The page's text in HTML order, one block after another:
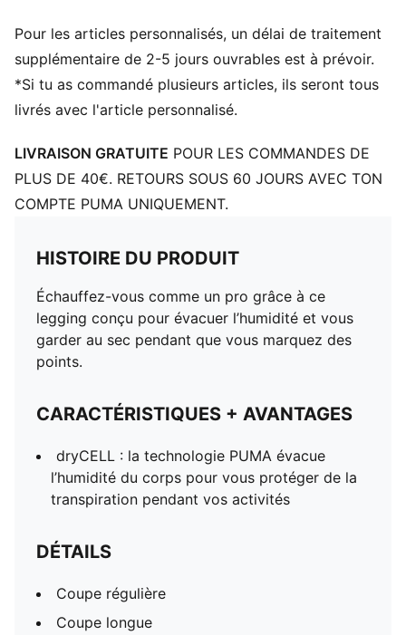
Pour les articles personnalisés, un délai de traitement
supplémentaire de 2-5 jours ouvrables est à prévoir.
*Si tu as commandé plusieurs articles, ils seront tous
livrés avec l'article personnalisé.
LIVRAISON GRATUITE POUR LES COMMANDES DE
PLUS DE 40€. RETOURS SOUS 60 JOURS AVEC TON
COMPTE PUMA UNIQUEMENT.
HISTOIRE DU PRODUIT
Échauffez-vous comme un pro grâce à ce
legging conçu pour évacuer l’humidité et vous
garder au sec pendant que vous marquez des
points.
CARACTÉRISTIQUES + AVANTAGES
dryCELL : la technologie PUMA évacue
l’humidité du corps pour vous protéger de la
transpiration pendant vos activités
DÉTAILS
Coupe régulière
Coupe longue